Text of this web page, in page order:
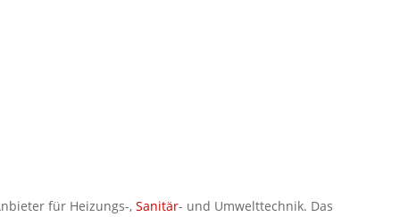
für Heizungs-, Sanitär- und Umwelttechnik. Das